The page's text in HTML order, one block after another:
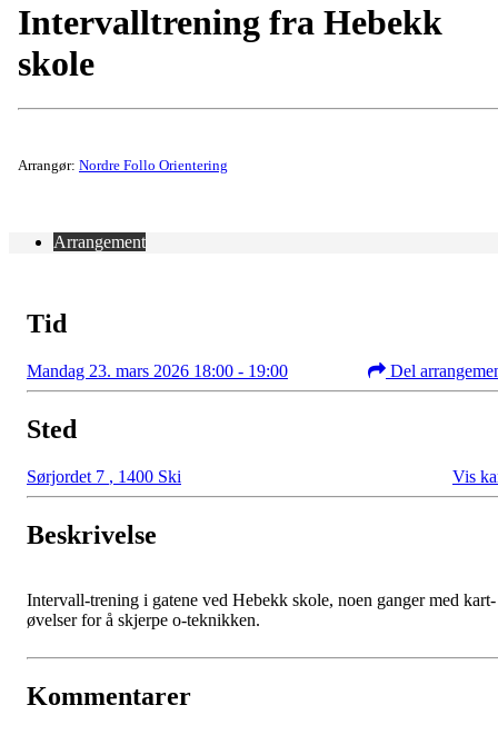
Intervalltrening fra Hebekk
skole
Arrangør: Nordre Follo Orientering
Arrangement
Tid
Mandag 23. mars 2026 18:00 - 19:00 Del
Sted
Sørjordet 7 , 1400 Ski Vis
Beskrivelse
Intervall-trening i gatene ved Hebekk skole, noen ganger med kart-
øvelser for å skjerpe o-teknikken.
Kommentarer